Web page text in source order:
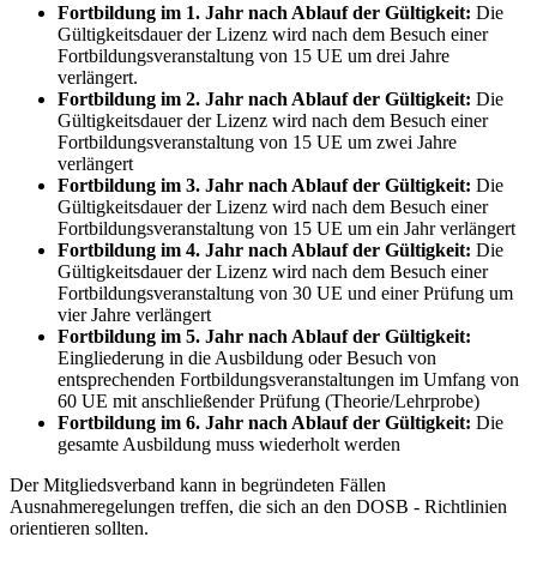
Fortbildung im 1. Jahr nach Ablauf der Gültigkeit: Die
Gültigkeitsdauer der Lizenz wird nach dem Besuch einer
Fortbildungsveranstaltung von 15 UE um drei Jahre
verlängert.
Fortbildung im 2. Jahr nach Ablauf der Gültigkeit: Die
Gültigkeitsdauer der Lizenz wird nach dem Besuch einer
Fortbildungsveranstaltung von 15 UE um zwei Jahre
verlängert
Fortbildung im 3. Jahr nach Ablauf der Gültigkeit: Die
Gültigkeitsdauer der Lizenz wird nach dem Besuch einer
Fortbildungsveranstaltung von 15 UE um ein Jahr verlängert
Fortbildung im 4. Jahr nach Ablauf der Gültigkeit: Die
Gültigkeitsdauer der Lizenz wird nach dem Besuch einer
Fortbildungsveranstaltung von 30 UE und einer Prüfung um
vier Jahre verlängert
Fortbildung im 5. Jahr nach Ablauf der Gültigkeit:
Eingliederung in die Ausbildung oder Besuch von
entsprechenden Fortbildungsveranstaltungen im Umfang von
60 UE mit anschließender Prüfung (Theorie/Lehrprobe)
Fortbildung im 6. Jahr nach Ablauf der Gültigkeit: Die
gesamte Ausbildung muss wiederholt werden
Der Mitgliedsverband kann in begründeten Fällen
Ausnahmeregelungen treffen, die sich an den DOSB - Richtlinien
orientieren sollten.